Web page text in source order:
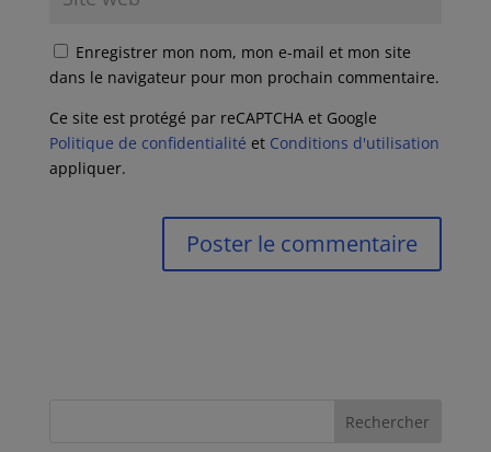
Enregistrer mon nom, mon e-mail et mon site
dans le navigateur pour mon prochain commentaire.
Ce site est protégé par reCAPTCHA et Google
Politique de confidentialité et Conditions d'utilisation
appliquer.